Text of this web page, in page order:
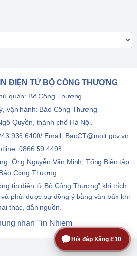
ĐIỆN TỬ BỘ CÔNG THƯƠNG
quản: Bộ Công Thương
vận hành: Báo Công Thương
Quyền, thành phố Hà Nội.
Email: BaoCT@moit.gov.vn
0866.59.4498
Ông Nguyễn Văn Minh, Tổng Biên tập
Báo Công Thương
tin điện tử Bộ Công Thương” khi trích
phải được sự đồng ý bằng văn bản khi
thác, dẫn nguồn.
Hỏi đáp Xăng E10